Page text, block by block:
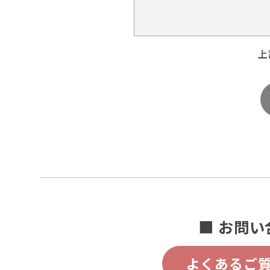
■ お問い
よくあるご